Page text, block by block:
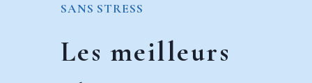
SANS STRESS
Les meilleurs